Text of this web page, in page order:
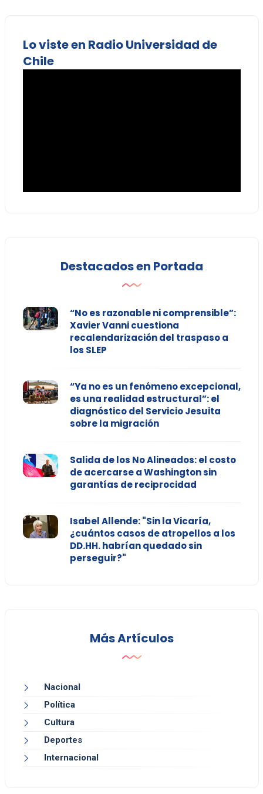
Lo viste en Radio Universidad de
Chile
Destacados en Portada
“No es razonable ni comprensible”:
Xavier Vanni cuestiona
recalendarización del traspaso a
los SLEP
“Ya no es un fenómeno excepcional,
es una realidad estructural”: el
diagnóstico del Servicio Jesuita
sobre la migración
Salida de los No Alineados: el costo
de acercarse a Washington sin
garantías de reciprocidad
Isabel Allende: "Sin la Vicaría,
¿cuántos casos de atropellos a los
DD.HH. habrían quedado sin
perseguir?"
Más Artículos
Nacional
Política
Cultura
Deportes
Internacional